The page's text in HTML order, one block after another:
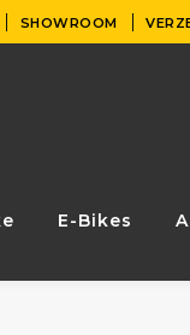
SHOWROOM
E-Bikes